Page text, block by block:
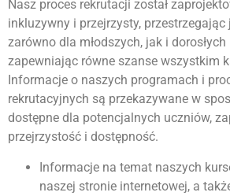
Nasz proces rekrutacji został
inkluzywny i przejrzysty,
zarówno dla młodszych, jak i dorosłych
zapewniając równe szanse wszystkim
Informacje o naszych programach i
rekrutacyjnych są przekazywane w
dostępne dla potencjalnych uczniów,
przejrzystość i dostępność.
Informacje na temat naszych
naszej stronie internetowej, a